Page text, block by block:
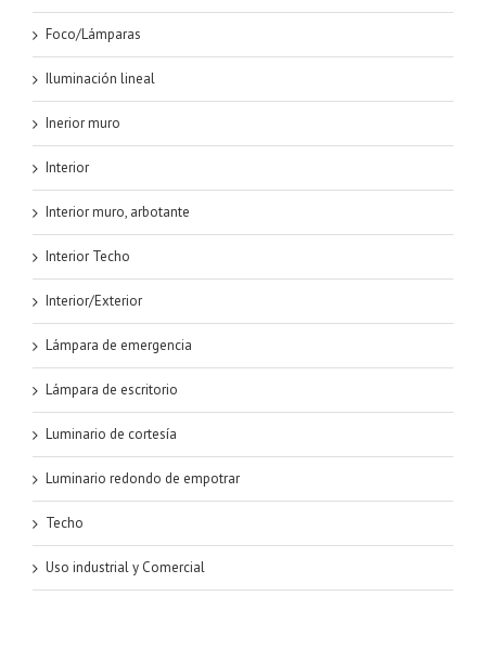
Foco/Lámparas
Iluminación lineal
Inerior muro
Interior
Interior muro, arbotante
Interior Techo
Interior/Exterior
Lámpara de emergencia
Lámpara de escritorio
Luminario de cortesía
Luminario redondo de empotrar
Techo
Uso industrial y Comercial